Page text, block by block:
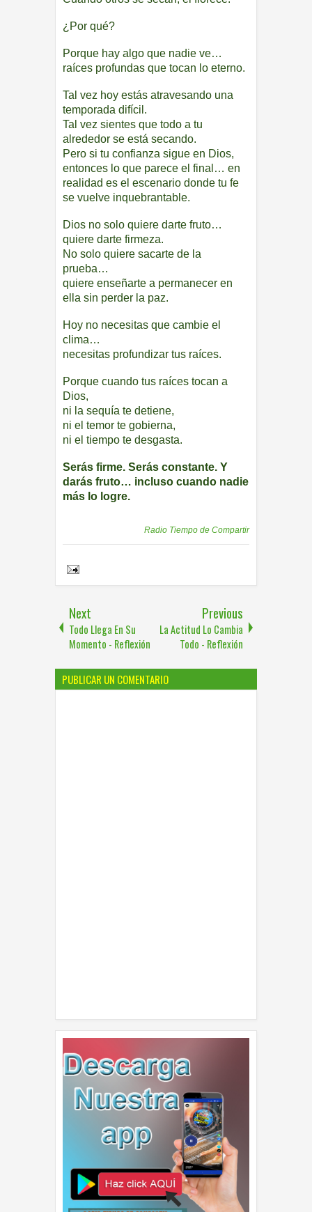
¿Por qué?
Porque hay algo que nadie ve…
raíces profundas que tocan lo eterno.
Tal vez hoy estás atravesando una
temporada difícil.
Tal vez sientes que todo a tu
alrededor se está secando.
Pero si tu confianza sigue en Dios,
entonces lo que parece el final… en
realidad es el escenario donde tu fe
se vuelve inquebrantable.
Dios no solo quiere darte fruto…
quiere darte firmeza.
No solo quiere sacarte de la
prueba…
quiere enseñarte a permanecer en
ella sin perder la paz.
Hoy no necesitas que cambie el
clima…
necesitas profundizar tus raíces.
Porque cuando tus raíces tocan a
Dios,
ni la sequía te detiene,
ni el temor te gobierna,
ni el tiempo te desgasta.
Serás firme. Serás constante. Y
darás fruto… incluso cuando nadie
más lo logre.
Radio Tiempo de Compartir
Next
Todo Llega En Su
Momento - Reflexión
Previous
La Actitud Lo Cambia
Todo - Reflexión
PUBLICAR UN COMENTARIO